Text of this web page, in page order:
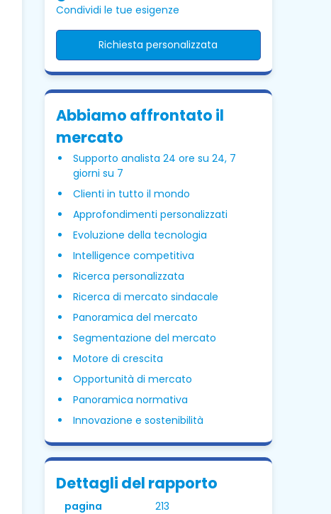
Condividi le tue esigenze
Richiesta personalizzata
Abbiamo affrontato il
mercato
Supporto analista 24 ore su 24, 7
giorni su 7
Clienti in tutto il mondo
Approfondimenti personalizzati
Evoluzione della tecnologia
Intelligence competitiva
Ricerca personalizzata
Ricerca di mercato sindacale
Panoramica del mercato
Segmentazione del mercato
Motore di crescita
Opportunità di mercato
Panoramica normativa
Innovazione e sostenibilità
Dettagli del rapporto
pagina 213